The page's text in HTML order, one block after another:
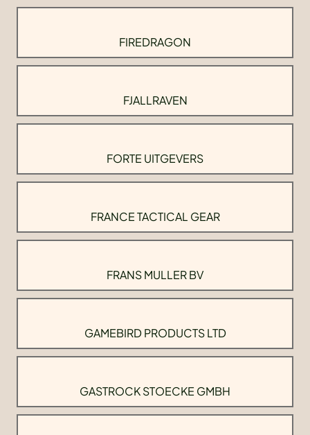
FIREDRAGON
FJALLRAVEN
FORTE UITGEVERS
FRANCE TACTICAL GEAR
FRANS MULLER BV
GAMEBIRD PRODUCTS LTD
GASTROCK STOECKE GMBH